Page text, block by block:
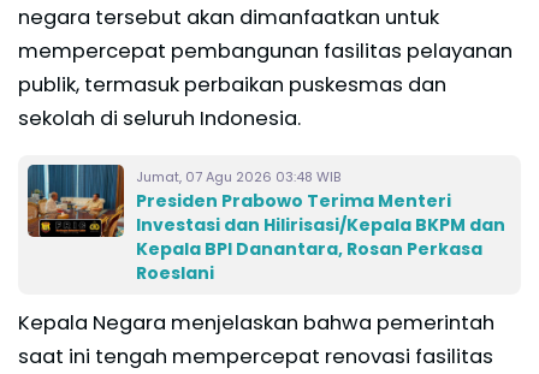
negara tersebut akan dimanfaatkan untuk
mempercepat pembangunan fasilitas pelayanan
publik, termasuk perbaikan puskesmas dan
sekolah di seluruh Indonesia.
Jumat, 07 Agu 2026 03:48 WIB
Presiden Prabowo Terima Menteri
Investasi dan Hilirisasi/Kepala BKPM dan
Kepala BPI Danantara, Rosan Perkasa
Roeslani
Kepala Negara menjelaskan bahwa pemerintah
saat ini tengah mempercepat renovasi fasilitas